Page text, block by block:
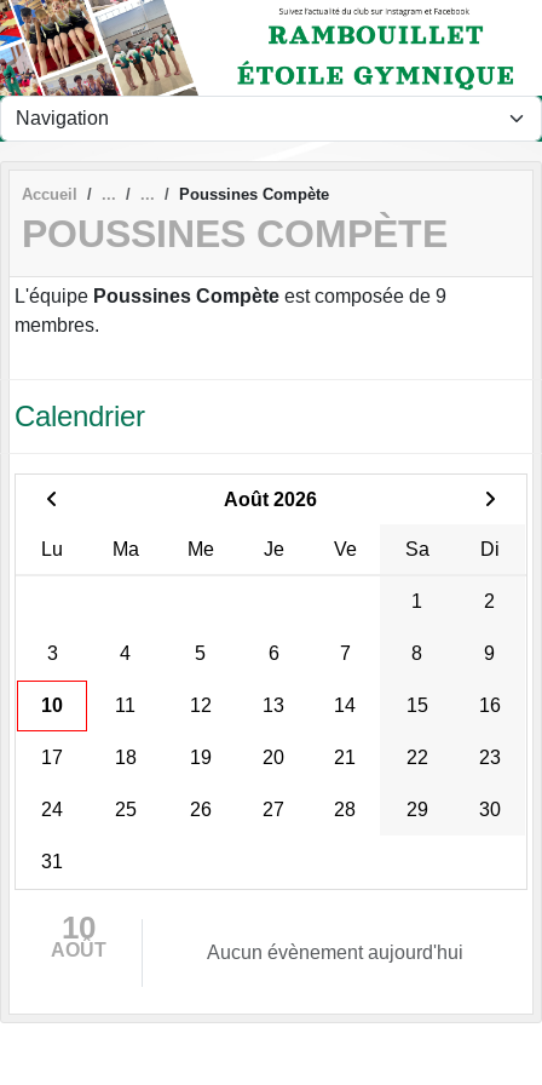
Accueil Poussines Compète
POUSSINES COMPÈTE
L'équipe Poussines Compète est composée de 9
membres.
Calendrier
Août 2026
Lu Ma Me Je Ve Sa Di
1 2
3 4 5 6 7 8 9
10 11 12 13 14 15 16
17 18 19 20 21 22 23
24 25 26 27 28 29 30
31
10
AOÛT Aucun évènement aujourd'hui
Panneau de gestion des cookies